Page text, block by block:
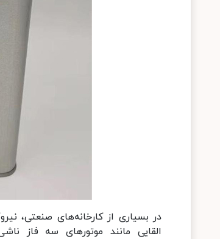
در بسیاری از کارخانه‌های صنعتی،
القایی مانند موتورهای سه فاز